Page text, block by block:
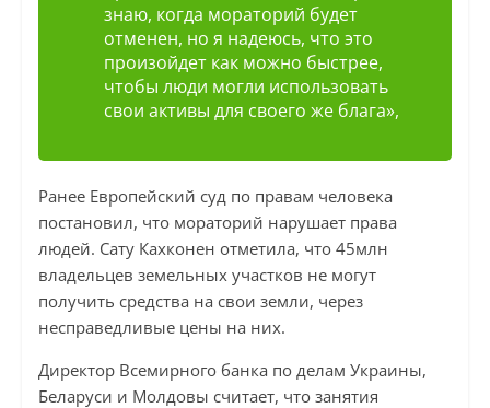
знаю, когда мораторий будет
отменен, но я надеюсь, что это
произойдет как можно быстрее,
чтобы люди могли использовать
свои активы для своего же блага»,
Ранее Европейский суд по правам человека
постановил, что мораторий нарушает права
людей. Сату Кахконен отметила, что 45млн
владельцев земельных участков не могут
получить средства на свои земли, через
несправедливые цены на них.
Директор Всемирного банка по делам Украины,
Беларуси и Молдовы считает, что занятия